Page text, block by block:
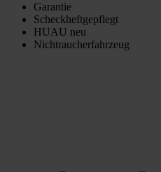
Garantie
Scheckheftgepflegt
HUAU neu
Nichtraucherfahrzeug